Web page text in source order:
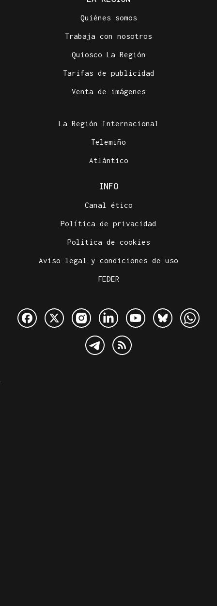
Quiénes somos
Trabaja con nosotros
Quiosco La Región
Tarifas de publicidad
Venta de imágenes
La Región Internacional
Telemiño
Atlántico
INFO
Canal ético
Política de privacidad
Política de cookies
Aviso legal y condiciones de uso
FEDER